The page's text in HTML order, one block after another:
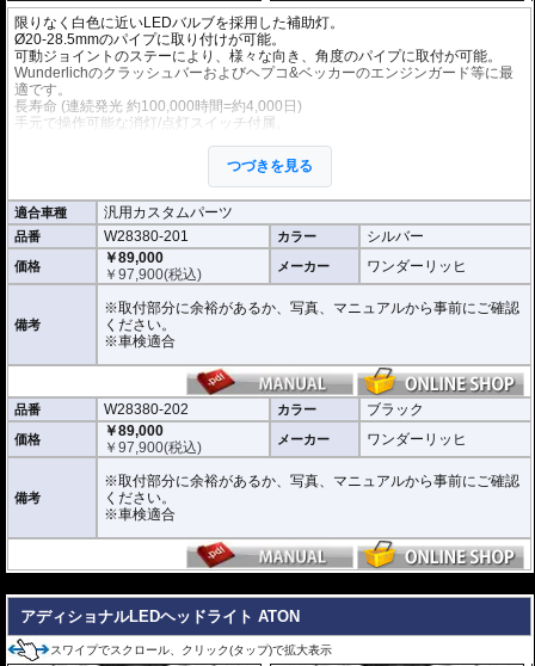
限りなく白色に近いLEDバルブを採用した補助灯。
Ø20-28.5mmのパイプに取り付けが可能。
可動ジョイントのステーにより、様々な向き、角度のパイプに取付が可能。
Wunderlichのクラッシュバーおよびヘプコ&ベッカーのエンジンガード等に最
適です。
長寿命 (連続発光 約100,000時間=約4,000日)
手元で操作可能な消灯/点灯スイッチ付属。
※車検対応
こちらのキットのスイッチはテルテールがありませんが下記を根拠に車検対応
です。(自動車技術総合機構に確認済み)
自動車技術総合機構審査事務規程
・操縦装置 性能要件 書面等による審査 第7章 7-12-1-2 (2) / 第8章 8-12
・前部霧灯 取付要件 視認等による審査 第7章 7-70-3 (1) / 第8章 8-70-3
つづきを見る
適合車種 汎用カスタムパーツ
品番 W28380-201 カラー シルバー
価格
￥89,000
￥97,900(税込) メーカー ワンダーリッヒ
備考
※取付部分に余裕があるか、写真、マニュアルから事前にご確認
ください。
※車検適合
品番 W28380-202 カラー ブラック
価格
￥89,000
￥97,900(税込) メーカー ワンダーリッヒ
備考
※取付部分に余裕があるか、写真、マニュアルから事前にご確認
ください。
※車検適合
アディショナルLEDヘッドライト ATON
スワイプでスクロール、クリック(タップ)で拡大表示